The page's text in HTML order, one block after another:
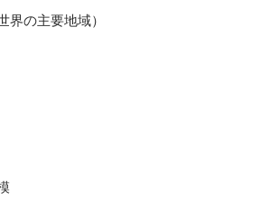
界の主要地域）